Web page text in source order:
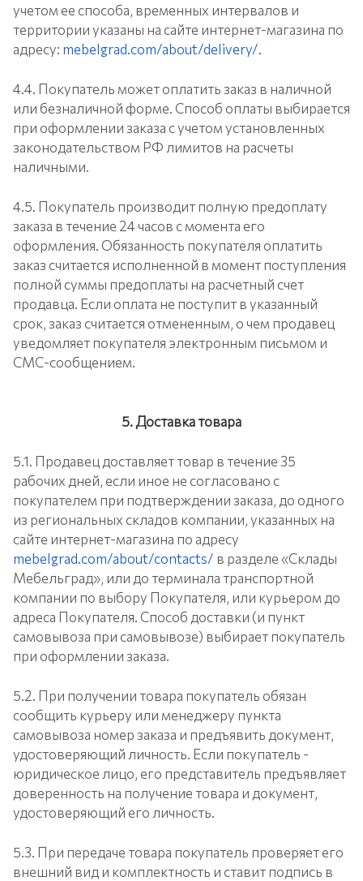
учетом ее способа, временных интервалов и
территории указаны на сайте интернет-магазина по
адресу: mebelgrad.com/about/delivery/.
4.4. Покупатель может оплатить заказ в наличной
или безналичной форме. Способ оплаты выбирается
при оформлении заказа с учетом установленных
законодательством РФ лимитов на расчеты
наличными.
4.5. Покупатель производит полную предоплату
заказа в течение 24 часов с момента его
оформления. Обязанность покупателя оплатить
заказ считается исполненной в момент поступления
полной суммы предоплаты на расчетный счет
продавца. Если оплата не поступит в указанный
срок, заказ считается отмененным, о чем продавец
уведомляет покупателя электронным письмом и
СМС-сообщением.
5. Доставка товара
5.1. Продавец доставляет товар в течение 35
рабочих дней, если иное не согласовано с
покупателем при подтверждении заказа, до одного
из региональных складов компании, указанных на
сайте интернет-магазина по адресу
mebelgrad.com/about/contacts/ в разделе «Склады
Мебельград», или до терминала транспортной
компании по выбору Покупателя, или курьером до
адреса Покупателя. Способ доставки (и пункт
самовывоза при самовывозе) выбирает покупатель
при оформлении заказа.
5.2. При получении товара покупатель обязан
сообщить курьеру или менеджеру пункта
самовывоза номер заказа и предъявить документ,
удостоверяющий личность. Если покупатель -
юридическое лицо, его представитель предъявляет
доверенность на получение товара и документ,
удостоверяющий его личность.
5.3. При передаче товара покупатель проверяет его
внешний вид и комплектность и ставит подпись в